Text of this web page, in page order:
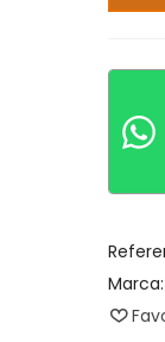
Marca: